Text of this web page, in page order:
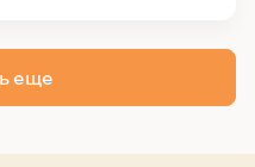
еще